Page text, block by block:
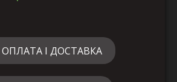
ОПЛАТА І ДОСТАВКА